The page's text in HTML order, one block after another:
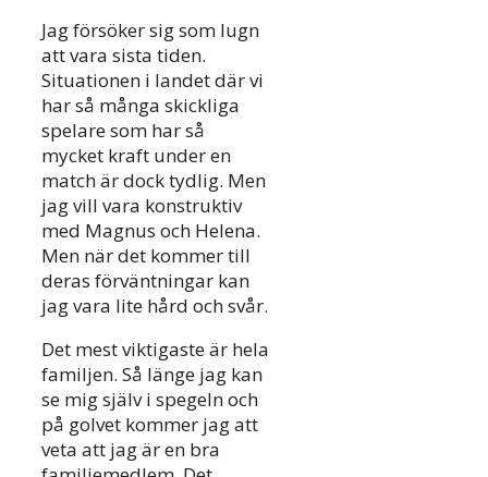
Jag försöker sig som lugn
att vara sista tiden.
Situationen i landet där vi
har så många skickliga
spelare som har så
mycket kraft under en
match är dock tydlig. Men
jag vill vara konstruktiv
med Magnus och Helena.
Men när det kommer till
deras förväntningar kan
jag vara lite hård och svår.
Det mest viktigaste är hela
familjen. Så länge jag kan
se mig själv i spegeln och
på golvet kommer jag att
veta att jag är en bra